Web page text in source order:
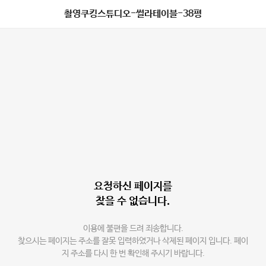
촬영쿠킹스튜디오-썰라테이블-38평
요청하신 페이지를
찾을 수 없습니다.
이용에 불편을 드려 죄송합니다.
찾으시는 페이지는 주소를 잘못 입력하였거나 삭제된 페이지 입니다. 페이
지 주소를 다시 한 번 확인해 주시기 바랍니다.